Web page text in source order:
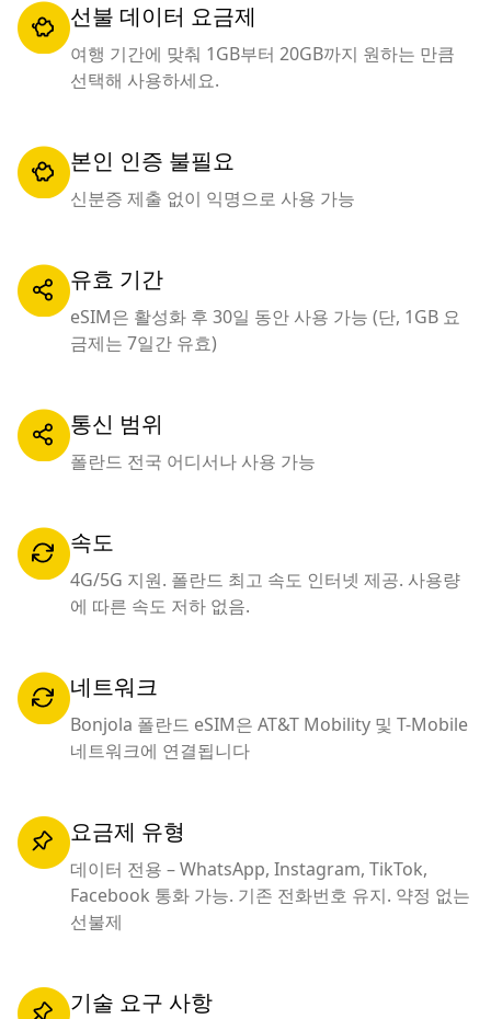
선불 데이터 요금제
여행 기간에 맞춰 1GB부터 20GB까지 원하는 만큼
선택해 사용하세요.
본인 인증 불필요
신분증 제출 없이 익명으로 사용 가능
유효 기간
eSIM은 활성화 후 30일 동안 사용 가능 (단, 1GB 요
금제는 7일간 유효)
통신 범위
폴란드 전국 어디서나 사용 가능
속도
4G/5G 지원. 폴란드 최고 속도 인터넷 제공. 사용량
에 따른 속도 저하 없음.
네트워크
Bonjola 폴란드 eSIM은 AT&T Mobility 및 T-Mobile
네트워크에 연결됩니다
요금제 유형
데이터 전용 – WhatsApp, Instagram, TikTok,
Facebook 통화 가능. 기존 전화번호 유지. 약정 없는
선불제
기술 요구 사항